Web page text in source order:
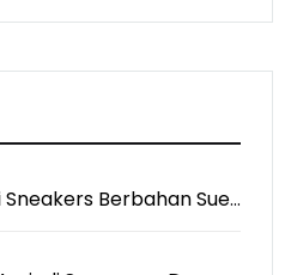
Cara Mencuci Sneakers Berbahan Suede: Aman Tanpa Merusak Tekstur